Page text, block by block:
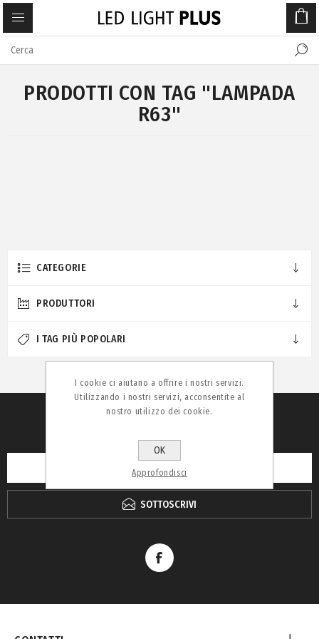
PRODOTTI CON TAG "LAMPADA
R63"
CATEGORIE
PRODUTTORI
I TAG PIÙ POPOLARI
SOTTOSCRIVI
I cookie ci aiutano a offrire i nostri servizi.
Utilizzando i nostri servizi, acconsentite al
nostro utilizzo dei cookie.
OK
Approfondisci